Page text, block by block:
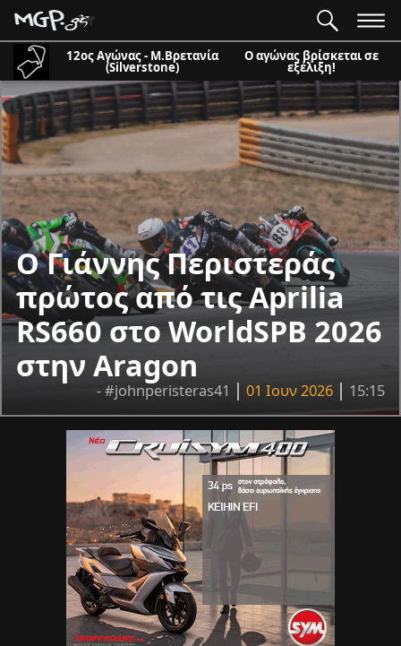
12ος Αγώνας - Μ.Βρετανία
(Silverstone)
Ο αγώνας βρίσκεται σε
εξέλιξη!
Ο Γιάννης Περιστεράς
πρώτος από τις Aprilia
RS660 στο WorldSPB 2026
στην Aragon
- #johnperisteras41 01 Ιουν 2026 15:15